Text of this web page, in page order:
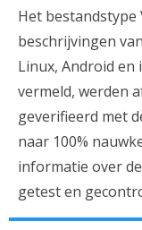
Het bestandstype
beschrijvingen
Linux, Android en
vermeld, werden
geverifieerd met
naar 100%
informatie over
getest en